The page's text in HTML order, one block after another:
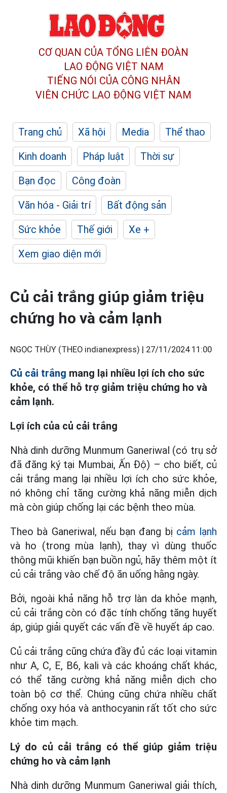
CƠ QUAN CỦA TỔNG LIÊN ĐOÀN
LAO ĐỘNG VIỆT NAM
TIẾNG NÓI CỦA CÔNG NHÂN
VIÊN CHỨC LAO ĐỘNG VIỆT NAM
Trang chủ Xã hội Media
Thể thao
Kinh doanh
Pháp luật
Thời sự
Bạn đọc
Công đoàn
Văn hóa - Giải trí
Bất động sản
Sức khỏe
Thế giới
Xe +
Xem giao diện mới
Củ cải trắng giúp giảm triệu
chứng ho và cảm lạnh
NGỌC THÙY (THEO indianexpress) | 27/11/2024 11:00
Củ cải trắng mang lại nhiều lợi ích cho sức
khỏe, có thể hỗ trợ giảm triệu chứng ho và
cảm lạnh.
Lợi ích của củ cải trắng
Nhà dinh dưỡng Munmum Ganeriwal (có trụ sở
đã đăng ký tại Mumbai, Ấn Độ) – cho biết, củ
cải trắng mang lại nhiều lợi ích cho sức khỏe,
nó không chỉ tăng cường khả năng miễn dịch
mà còn giúp chống lại các bệnh theo mùa.
Theo bà Ganeriwal, nếu bạn đang bị cảm lạnh
và ho (trong mùa lạnh), thay vì dùng thuốc
thông mũi khiến bạn buồn ngủ, hãy thêm một ít
củ cải trắng vào chế độ ăn uống hằng ngày.
Bởi, ngoài khả năng hỗ trợ làn da khỏe mạnh,
củ cải trắng còn có đặc tính chống tăng huyết
áp, giúp giải quyết các vấn đề về huyết áp cao.
Củ cải trắng cũng chứa đầy đủ các loại vitamin
như A, C, E, B6, kali và các khoáng chất khác,
có thể tăng cường khả năng miễn dịch cho
toàn bộ cơ thể. Chúng cũng chứa nhiều chất
chống oxy hóa và anthocyanin rất tốt cho sức
khỏe tim mạch.
Lý do củ cải trắng có thể giúp giảm triệu
chứng ho và cảm lạnh
Nhà dinh dưỡng Munmum Ganeriwal giải thích,